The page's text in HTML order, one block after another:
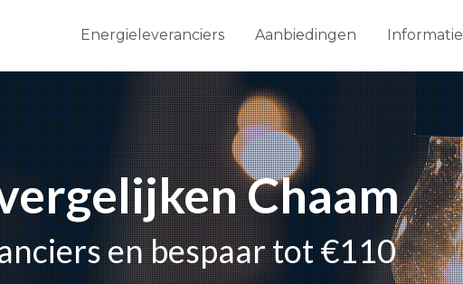
Energieleveranciers Aanbiedingen Informatie
Chaam
en bespaar tot €110